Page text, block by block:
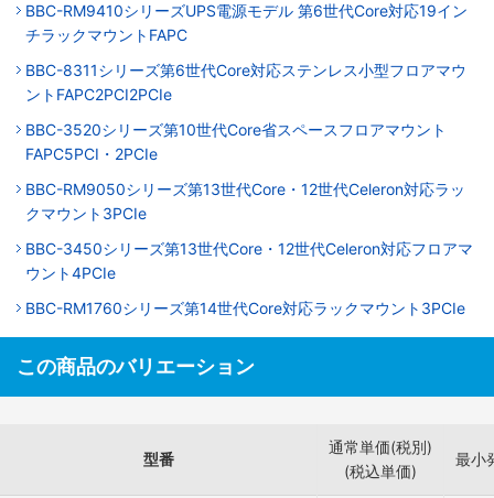
BBC-RM9410シリーズUPS電源モデル 第6世代Core対応19イン
チラックマウントFAPC
BBC-8311シリーズ第6世代Core対応ステンレス小型フロアマウ
ントFAPC2PCI2PCIe
BBC-3520シリーズ第10世代Core省スペースフロアマウント
FAPC5PCI・2PCIe
BBC-RM9050シリーズ第13世代Core・12世代Celeron対応ラッ
クマウント3PCIe
BBC-3450シリーズ第13世代Core・12世代Celeron対応フロアマ
ウント4PCIe
BBC-RM1760シリーズ第14世代Core対応ラックマウント3PCIe
この商品のバリエーション
型番
通常単価(税別)
(税込単価)
最小